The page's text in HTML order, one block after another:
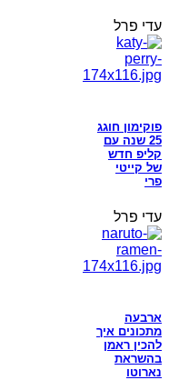
עדי פרל
פוקימון חוגג
25 שנה עם
קליפ חדש
של קייטי
פרי
עדי פרל
ארבעה
מתכונים איך
להכין ראמן
בהשראת
נארוטו